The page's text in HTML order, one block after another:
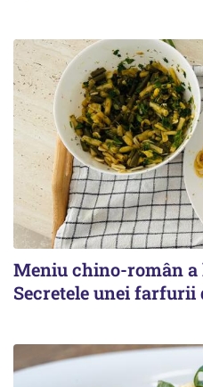
Meniu chino-român a
Secretele unei farfurii